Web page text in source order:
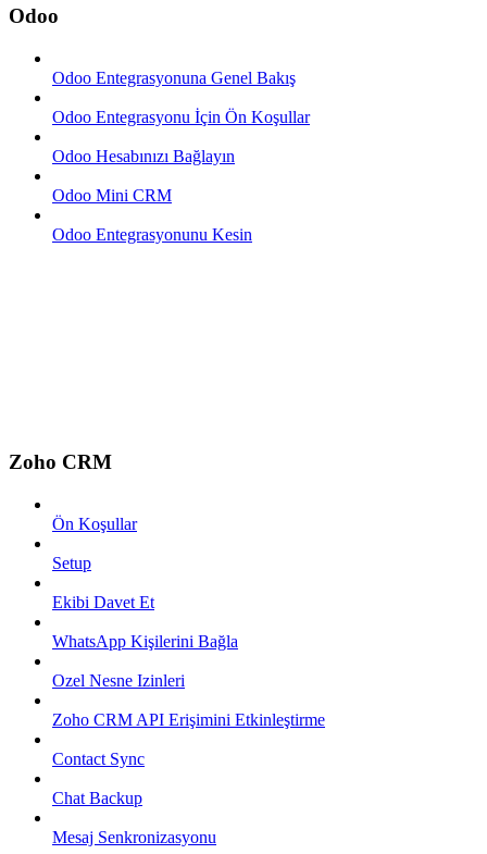
Odoo
Odoo Entegrasyonuna Genel Bakış
Odoo Entegrasyonu İçin Ön Koşullar
Odoo Hesabınızı Bağlayın
Odoo Mini CRM
Odoo Entegrasyonunu Kesin
Zoho CRM
Ön Koşullar
Setup
Ekibi Davet Et
WhatsApp Kişilerini Bağla
Ozel Nesne Izinleri
Zoho CRM API Erişimini Etkinleştirme
Contact Sync
Chat Backup
Mesaj Senkronizasyonu